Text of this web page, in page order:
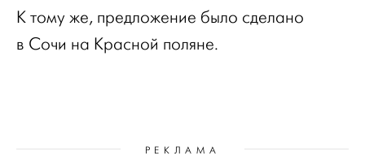
К тому же, предложение было сделано
в Сочи на Красной поляне.
РЕКЛАМА